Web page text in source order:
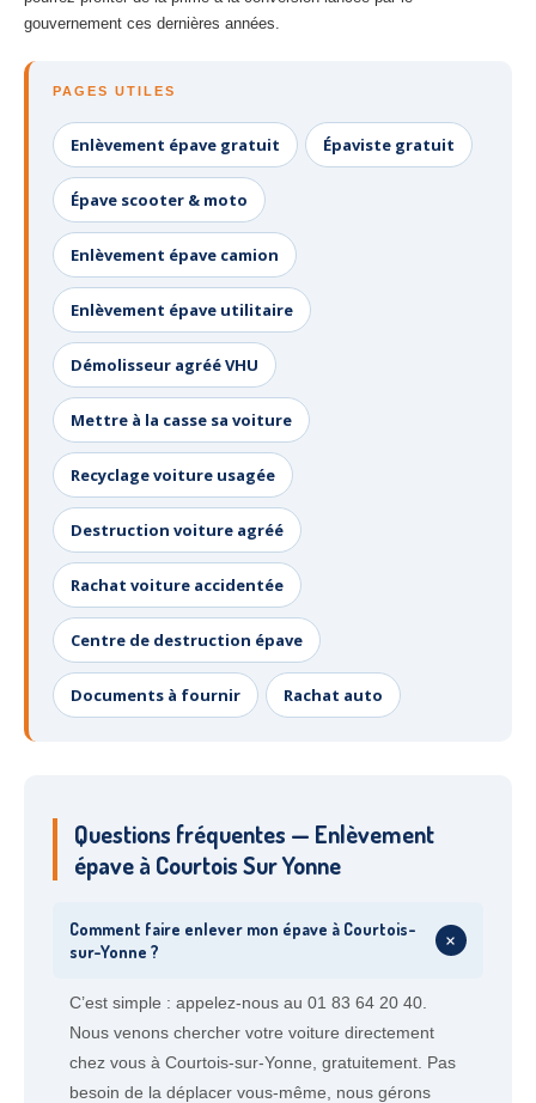
gouvernement ces dernières années.
PAGES UTILES
Enlèvement épave gratuit Épaviste gratuit
Épave scooter & moto
Enlèvement épave camion
Enlèvement épave utilitaire
Démolisseur agréé VHU
Mettre à la casse sa voiture
Recyclage voiture usagée
Destruction voiture agréé
Rachat voiture accidentée
Centre de destruction épave
Documents à fournir Rachat auto
Questions fréquentes — Enlèvement
épave à Courtois Sur Yonne
Comment faire enlever mon épave à Courtois-
sur-Yonne ?
+
C’est simple : appelez-nous au 01 83 64 20 40.
Nous venons chercher votre voiture directement
chez vous à Courtois-sur-Yonne, gratuitement. Pas
besoin de la déplacer vous-même, nous gérons